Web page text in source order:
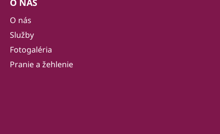
O NÁS
O nás
Služby
Fotogaléria
Pranie a žehlenie